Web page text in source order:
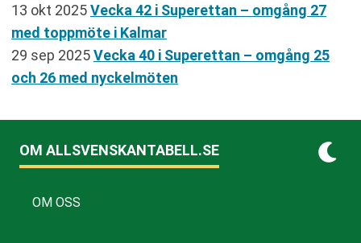
13 okt 2025Vecka 42 i Superettan – omgång 27
med toppmöte i Kalmar
29 sep 2025Vecka 40 i Superettan – omgång 25
och 26 med nyckelmöten
OM ALLSVENSKANTABELL.SE
OM OSS